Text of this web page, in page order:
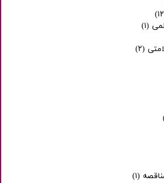
(۱)
(۲)
(۱)